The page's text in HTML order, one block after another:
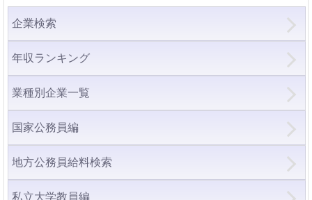
企業検索
年収ランキング
業種別企業一覧
国家公務員編
地方公務員給料検索
私立大学教員編